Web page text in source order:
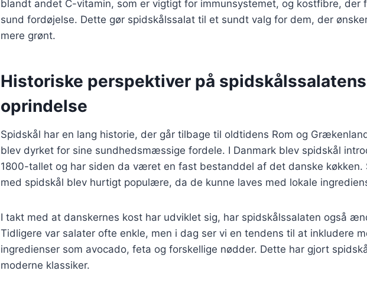
blandt andet C-vitamin, som er vigtigt for immunsystemet, og kostfibre, der
sund fordøjelse. Dette gør spidskålssalat til et sundt valg for dem, der
mere grønt.
Historiske perspektiver på spidskålssalatens
oprindelse
Spidskål har en lang historie, der går tilbage til oldtidens Rom og
blev dyrket for sine sundhedsmæssige fordele. I Danmark blev spidskål
1800-tallet og har siden da været en fast bestanddel af det danske køkken.
med spidskål blev hurtigt populære, da de kunne laves med lokale
I takt med at danskernes kost har udviklet sig, har spidskålssalaten også
Tidligere var salater ofte enkle, men i dag ser vi en tendens til at inkludere
ingredienser som avocado, feta og forskellige nødder. Dette har gjort
moderne klassiker.